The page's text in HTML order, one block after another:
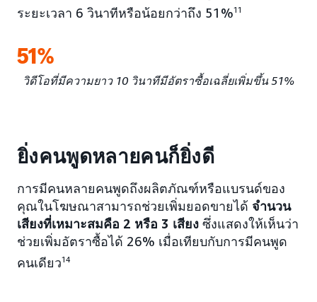
ระยะเวลา 6 วินาทีหรือน้อยกว่าถึง 51%11
51%
วิดีโอที่มีความยาว 10 วินาทีมีอัตราซื้อเฉลี่ยเพิ่มขึ้น 51%
ยิ่งคนพูดหลายคนก็ยิ่งดี
การมีคนหลายคนพูดถึงผลิตภัณฑ์หรือแบรนด์ของ
คุณในโฆษณาสามารถช่วยเพิ่มยอดขายได้ จำนวน
เสียงที่เหมาะสมคือ 2 หรือ 3 เสียง ซึ่งแสดงให้เห็นว่า
ช่วยเพิ่มอัตราซื้อได้ 26% เมื่อเทียบกับการมีคนพูด
คนเดียว14